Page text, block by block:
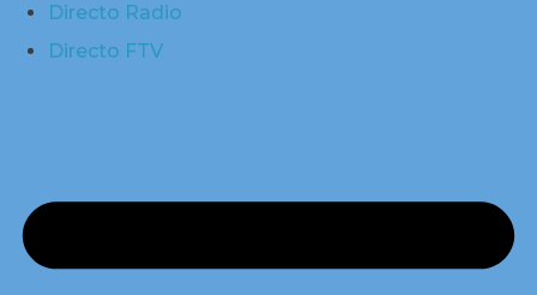
Directo Radio
Directo FTV